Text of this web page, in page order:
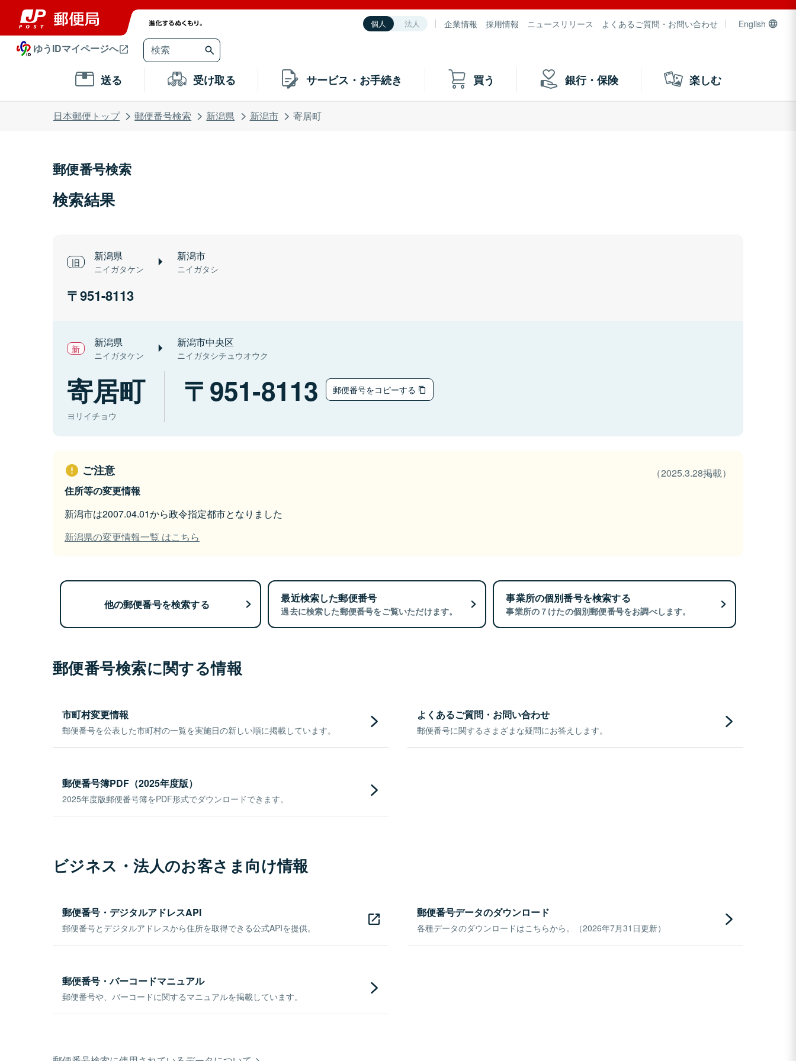
個人 法人 企業情報 採用情報 ニュースリリース よくあるご質問・お問い合わせ English
ゆうIDマイページへ
送る 受け取る サービス・お手続き 買う 銀行・保険 楽しむ
日本郵便トップ 郵便番号検索 新潟県 新潟市 寄居町
郵便番号検索
検索結果
新潟県
ニイガタケン
新潟市
ニイガタシ
951-8113
新潟県
ニイガタケン
新潟市中央区
ニイガタシチュウオウク
寄居町
ヨリイチョウ
951-8113 郵便番号をコピーする
ご注意
（2025.3.28掲載）
住所等の変更情報
新潟市は2007.04.01から政令指定都市となりました
新潟県の変更情報一覧 はこちら
他の郵便番号を検索する 最近検索した郵便番号
過去に検索した郵便番号をご覧いただけます。
事業所の個別番号を検索する
事業所の７けたの個別郵便番号をお調べします。
郵便番号検索に関する情報
市町村変更情報
郵便番号を公表した市町村の一覧を実施日の新しい順に掲載しています。
よくあるご質問・お問い合わせ
郵便番号に関するさまざまな疑問にお答えします。
郵便番号簿PDF（2025年度版）
2025年度版郵便番号簿をPDF形式でダウンロードできます。
ビジネス・法人のお客さま向け情報
郵便番号・デジタルアドレスAPI
郵便番号とデジタルアドレスから住所を取得できる公式APIを提供。
郵便番号データのダウンロード
各種データのダウンロードはこちらから。（2026年7月31日更新）
郵便番号・バーコードマニュアル
郵便番号や、バーコードに関するマニュアルを掲載しています。